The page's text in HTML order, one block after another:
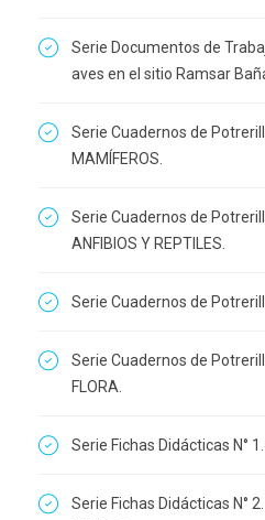
Serie Documentos de
aves en el sitio Ramsar
Serie Cuadernos de
MAMÍFEROS.
Serie Cuadernos de
ANFIBIOS Y REPTILES.
Serie Cuadernos de
Serie Cuadernos de
FLORA.
Serie Fichas Didácticas N°
Serie Fichas Didácticas N°